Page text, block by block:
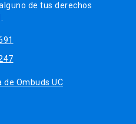
de tus derechos
de Ombuds UC